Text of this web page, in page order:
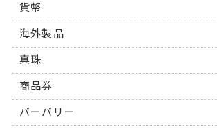
貨幣
海外製品
真珠
商品券
バーバリー